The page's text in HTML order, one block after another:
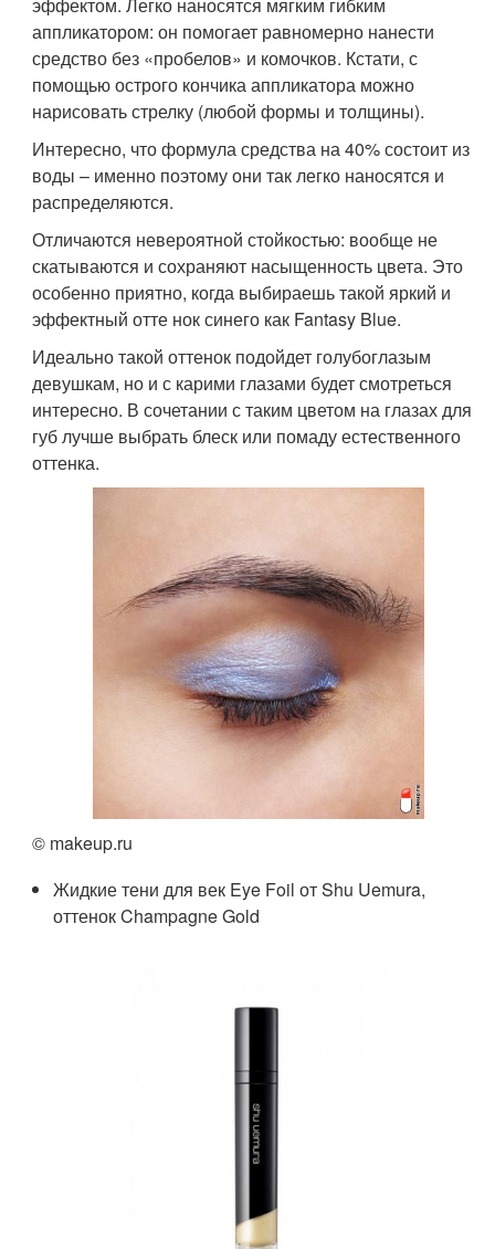
аппликатором: он помогает равномерно нанести
средство без «пробелов» и комочков. Кстати, с
помощью острого кончика аппликатора можно
нарисовать стрелку (любой формы и толщины).
Интересно, что формула средства на 40% состоит из
воды – именно поэтому они так легко наносятся и
распределяются.
Отличаются невероятной стойкостью: вообще не
скатываются и сохраняют насыщенность цвета. Это
особенно приятно, когда выбираешь такой яркий и
эффектный отте нок синего как Fantasy Blue.
Идеально такой оттенок подойдет голубоглазым
девушкам, но и с карими глазами будет смотреться
интересно. В сочетании с таким цветом на глазах для
губ лучше выбрать блеск или помаду естественного
оттенка.
© makeup.ru
Жидкие тени для век Eye Foil от Shu Uemura,
оттенок Champagne Gold